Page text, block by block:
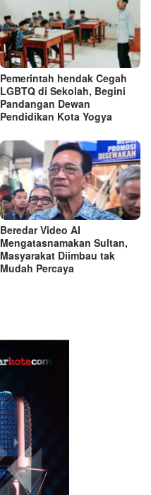
Pemerintah hendak Cegah
LGBTQ di Sekolah, Begini
Pandangan Dewan
Pendidikan Kota Yogya
Beredar Video AI
Mengatasnamakan Sultan,
Masyarakat Diimbau tak
Mudah Percaya